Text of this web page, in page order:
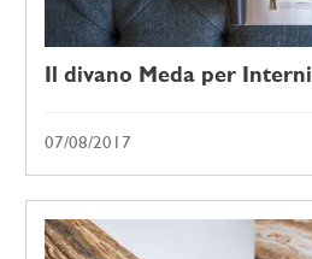
Il divano Meda per Interni
07/08/2017